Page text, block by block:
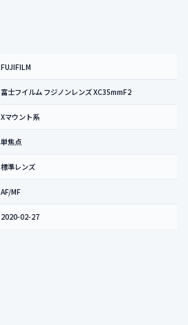
FUJIFILM
富士フイルム フジノンレンズ XC35mmF2
Xマウント系
単焦点
標準レンズ
AF/MF
2020-02-27